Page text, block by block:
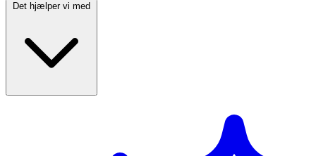
Det hjælper vi med